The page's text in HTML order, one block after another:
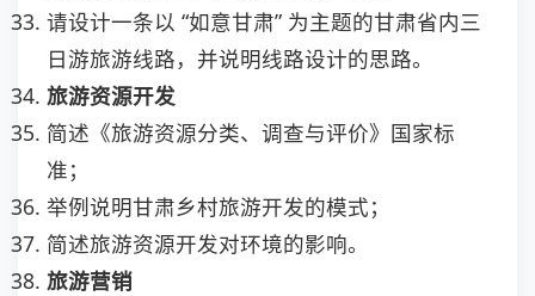
请设计一条以 “如意甘肃” 为主题的甘肃省内三
日游旅游线路，并说明线路设计的思路。
旅游资源开发
简述《旅游资源分类、调查与评价》国家标
准；
举例说明甘肃乡村旅游开发的模式；
简述旅游资源开发对环境的影响。
旅游营销